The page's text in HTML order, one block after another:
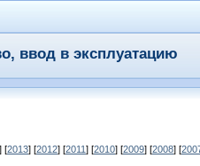
ввод в эксплуатацию
] [2013] [2012] [2011] [2010] [2009] [2008] [